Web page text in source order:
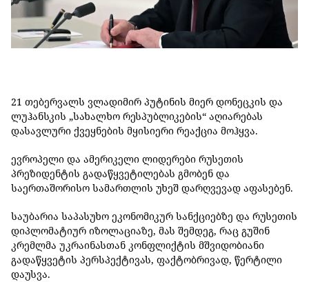
21 თებერვალს ვლადიმირ პუტინის მიერ დონეცკის და
ლუჰანსკის „სახალხო რესპუბლიკების“ აღიარებას
დასავლური ქვეყნების მყისიერი რეაქცია მოჰყვა.
ევროპელი და ამერიკელი ლიდერები რუსეთის
პრეზიდენტის გადაწყვეტილებას გმობენ და
საერთაშორისო სამართლის უხეშ დარღვევად აფასებენ.
საუბარია საპასუხო ეკონომიკურ სანქციებზე და რუსეთის
დიპლომატიურ იზოლაციაზე, მას შემდეგ, რაც გუშინ
კრემლმა უკრაინასთან კონფლიქტის მშვიდობიანი
გადაწყვეტის პერსპექტივას, ფაქტობრივად, წერტილი
დაუსვა.